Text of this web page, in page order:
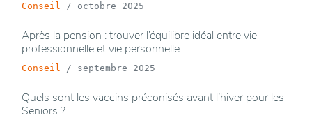
Conseil / octobre 2025
Après la pension : trouver l’équilibre idéal entre vie
professionnelle et vie personnelle
Conseil / septembre 2025
Quels sont les vaccins préconisés avant l’hiver pour les
Seniors ?